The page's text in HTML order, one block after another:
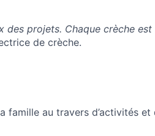
des projets. Chaque crèche
de crèche.
famille au travers d’activités et